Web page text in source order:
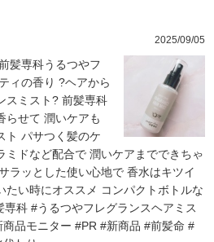
2025/09/05
髪専科うるつやフ
ィの香り ?ヘアから
スミスト? 前髪専科
らせて 潤いケアも
ト パサつく髪のケ
ミドなど配合で 潤いケアまでできちゃ
ラッとした使い心地で 香水はキツイ
たい時にオススメ コンパクトボトルな
科 #うるつやフレグランスヘアミス
商品モニター #PR #新商品 #前髪命 #